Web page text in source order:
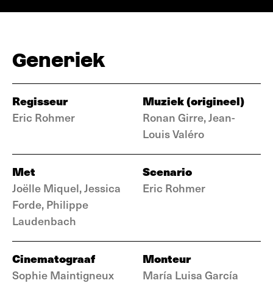
Generiek
Regisseur
Eric Rohmer
Muziek (origineel)
Ronan Girre, Jean-
Louis Valéro
Met
Joëlle Miquel, Jessica
Forde, Philippe
Laudenbach
Scenario
Eric Rohmer
Cinematograaf
Sophie Maintigneux
Monteur
María Luisa García